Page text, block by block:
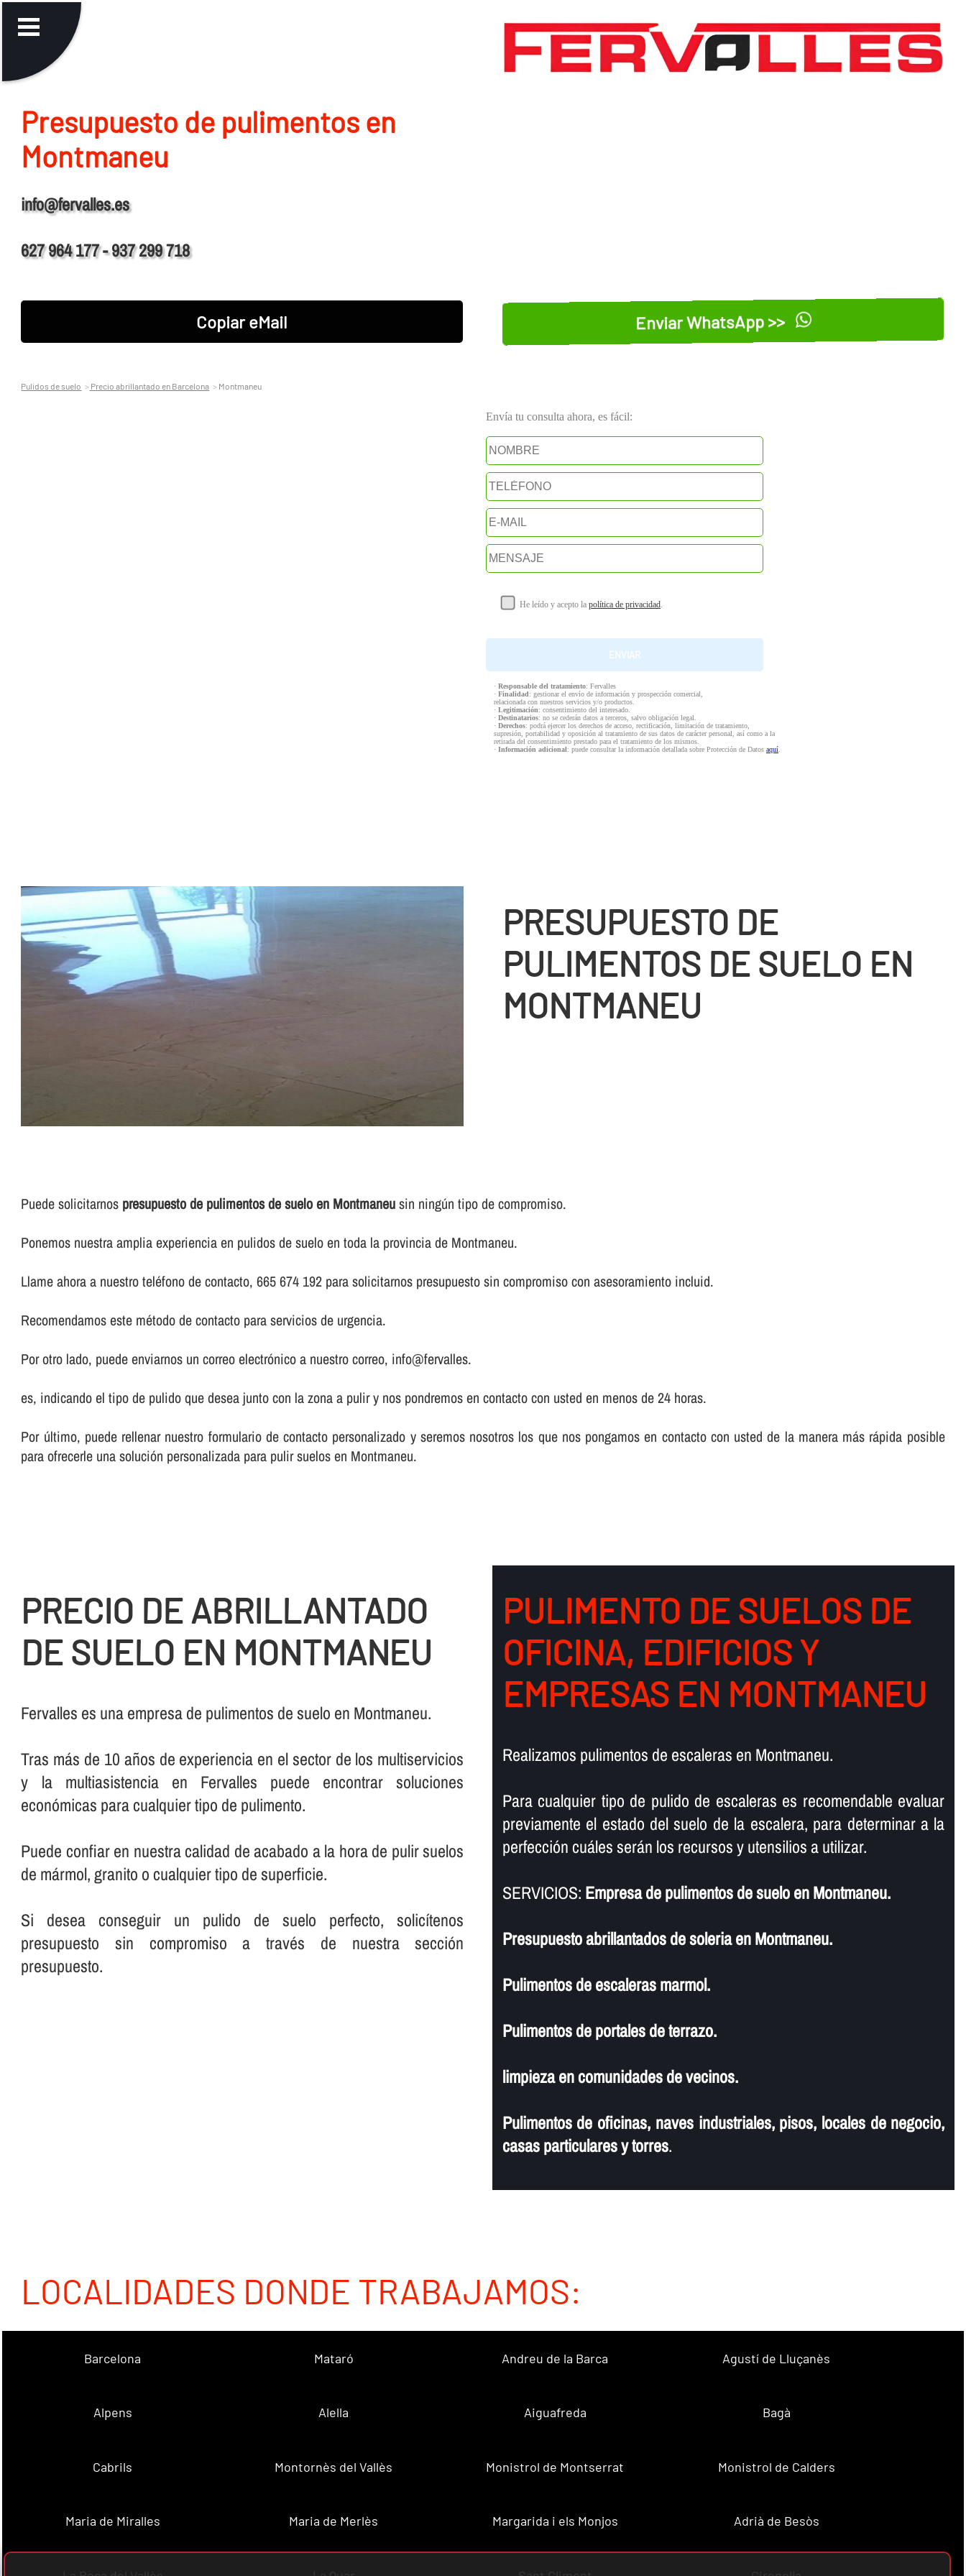
Presupuesto de pulimentos en
Montmaneu
info@fervalles.es
627 964 177 - 937 299 718
Copiar eMail Enviar WhatsApp >>
Pulidos de suelo Precio abrillantado en Barcelona Montmaneu
Envía tu consulta ahora, es fácil:
He leído y acepto la política de privacidad.
· Responsable del tratamiento: Fervalles
· Finalidad: gestionar el envío de información y prospección comercial,
relacionada con nuestros servicios y/o productos.
· Legitimación: consentimiento del interesado.
· Destinatarios: no se cederán datos a terceros, salvo obligación legal.
· Derechos: podrá ejercer los derechos de acceso, rectificación, limitación de tratamiento,
supresión, portabilidad y oposición al tratamiento de sus datos de carácter personal, así como a la
retirada del consentimiento prestado para el tratamiento de los mismos.
· Información adicional: puede consultar la información detallada sobre Protección de Datos aquí.
PRESUPUESTO DE
PULIMENTOS DE SUELO EN
MONTMANEU
Puede solicitarnos presupuesto de pulimentos de suelo en Montmaneusin ningún tipo de compromiso.
Ponemos nuestra amplia experiencia en pulidos de suelo en toda la provincia de Montmaneu.
Llame ahora a nuestro teléfono de contacto, 665 674 192 para solicitarnos presupuesto sin compromiso con asesoramiento incluid.
Recomendamos este método de contacto para servicios de urgencia.
Por otro lado, puede enviarnos un correo electrónico a nuestro correo, info@fervalles.
es, indicando el tipo de pulido que desea junto con la zona a pulir y nos pondremos en contacto con usted en menos de 24 horas.
Por último, puede rellenar nuestro formulario de contacto personalizado y seremos nosotros los que nos pongamos en contacto con usted de la manera más rápida posible
para ofrecerle una solución personalizada para pulir suelos en Montmaneu.
PRECIO DE ABRILLANTADO
DE SUELO EN MONTMANEU
Fervalles es una empresa de pulimentos de suelo en Montmaneu.
Tras más de 10 años de experiencia en el sector de los multiservicios
y la multiasistencia en Fervalles puede encontrar soluciones
económicas para cualquier tipo de pulimento.
Puede confiar en nuestra calidad de acabado a la hora de pulir suelos
de mármol, granito o cualquier tipo de superficie.
Si desea conseguir un pulido de suelo perfecto, solicí­tenos
presupuesto sin compromiso a través de nuestra sección
presupuesto.
PULIMENTO DE SUELOS DE
OFICINA, EDIFICIOS Y
EMPRESAS EN MONTMANEU
Realizamos pulimentos de escaleras en Montmaneu.
Para cualquier tipo de pulido de escaleras es recomendable evaluar
previamente el estado del suelo de la escalera, para determinar a la
perfección cuáles serán los recursos y utensilios a utilizar.
SERVICIOS: Empresa de pulimentos de suelo en Montmaneu.
Presupuesto abrillantados de soleria en Montmaneu.
Pulimentos de escaleras marmol.
Pulimentos de portales de terrazo.
limpieza en comunidades de vecinos.
Pulimentos de oficinas, naves industriales, pisos, locales de negocio,
casas particulares y torres.
LOCALIDADES DONDE TRABAJAMOS:
Barcelona Mataró Andreu de la Barca Agustí de Lluçanès
Alpens Alella Aiguafreda Bagà
Cabrils Montornès del Vallès Monistrol de Montserrat Monistrol de Calders
Maria de Miralles Maria de Merlès Margarida i els Monjos Adrià de Besòs